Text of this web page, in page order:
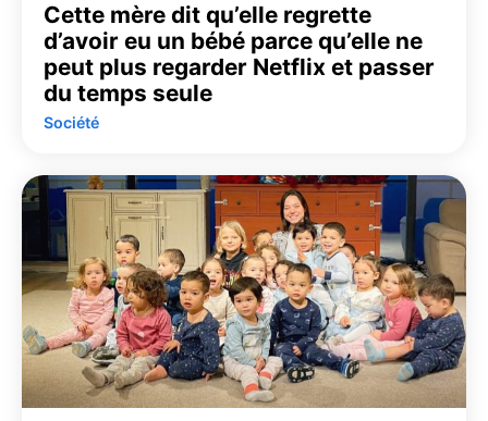
Cette mère dit qu’elle regrette
d’avoir eu un bébé parce qu’elle ne
peut plus regarder Netflix et passer
du temps seule
Société